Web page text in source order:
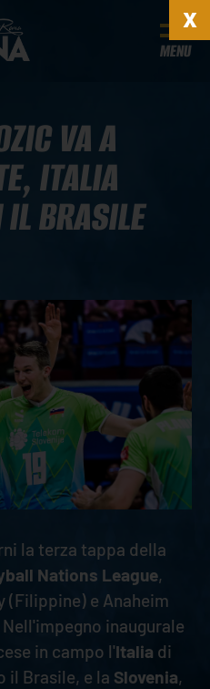
MENU
VA A
ITALIA
IL BRASILE
la terza tappa della
Nations League,
(Filippine) e Anaheim
inaugurale
in campo l'Italia di
il Brasile, e la Slovenia,